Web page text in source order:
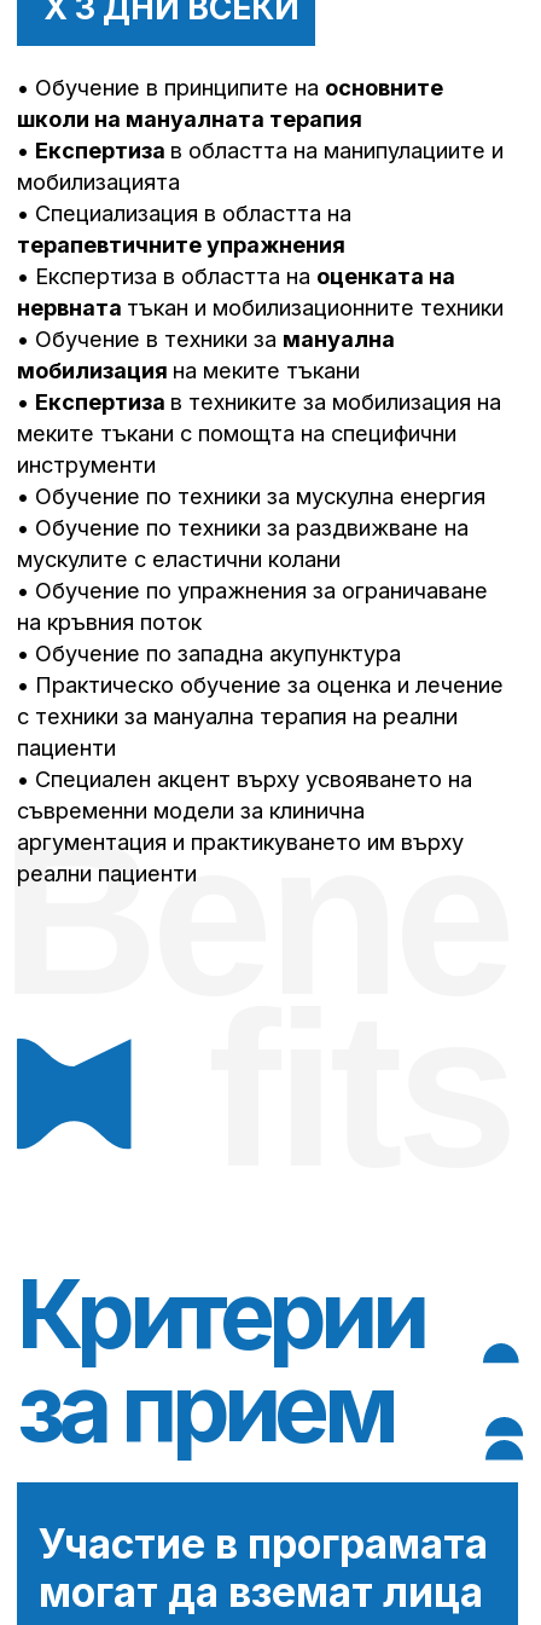
Участие в програмата
могат да вземат лица
и специалисти със
завършено
образование по
рехабилитация,
кинезитерапия,
ерготерапия или
друга клинична
специалност, както и
завършили
семестриално
студенти.
Критерии
за прием